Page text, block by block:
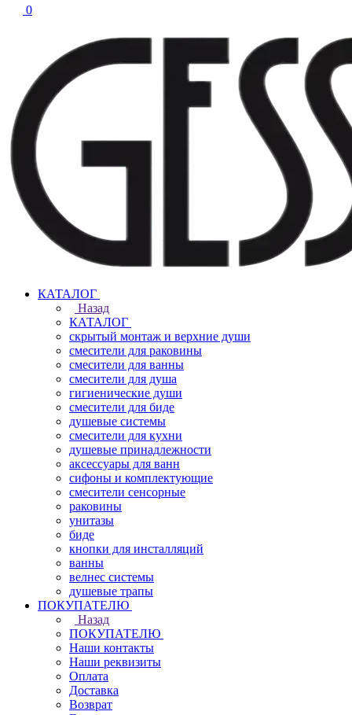
0
КАТАЛОГ
Назад
КАТАЛОГ
скрытый монтаж и верхние души
смесители для раковины
смесители для ванны
смесители для душа
гигиенические души
смесители для биде
душевые системы
смесители для кухни
душевые принадлежности
аксессуары для ванн
сифоны и комплектующие
смесители сенсорные
раковины
унитазы
биде
кнопки для инсталляций
ванны
велнес системы
душевые трапы
ПОКУПАТЕЛЮ
Назад
ПОКУПАТЕЛЮ
Наши контакты
Наши реквизиты
Оплата
Доставка
Возврат